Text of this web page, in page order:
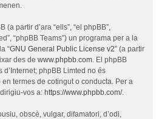
partir d’ara “ells”, “el phpBB”,
“phpBB Teams”) un programa per a la
“GNU General Public License v2” (a partir
des de www.phpbb.com . El phpBB
phpBB Limted no és
termes de cotingut o conducta. Per a
vos a: https://www.phpbb.com/.
obscè, vulgar, difamatori, d’odi,